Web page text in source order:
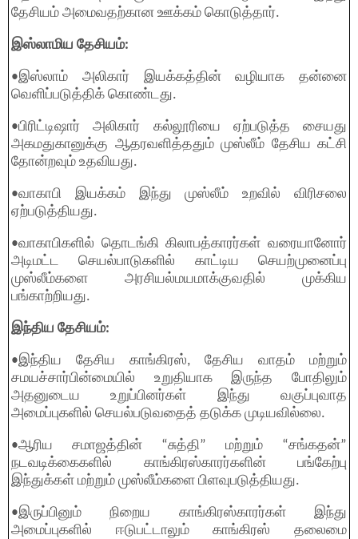
தேசியம் அமைவதற்கான ஊக்கம் கொடுத்தார்.
இஸ்லாமிய தேசியம்:
•இஸ்லாம் அலிகார் இயக்கத்தின் வழியாக தன்னை
வெளிப்படுத்திக் கொண்டது.
•பிரிட்டிஷார் அலிகார் கல்லூரியை ஏற்படுத்த சையது
அகமதுகானுக்கு ஆதரவளித்ததும் முஸ்லீம் தேசிய கட்சி
தோன்றவும் உதவியது.
•வாகாபி இயக்கம் இந்து முஸ்லீம் உறவில் விரிசலை
ஏற்படுத்தியது.
•வாகாபிகளில் தொடங்கி கிலாபத்காரர்கள் வரையானோர்
அடிமட்ட செயல்பாடுகளில் காட்டிய செயற்முனைப்பு
முஸ்லீம்களை அரசியல்மயமாக்குவதில் முக்கிய
பங்காற்றியது.
இந்திய தேசியம்:
•இந்திய தேசிய காங்கிரஸ், தேசிய வாதம் மற்றும்
சமயச்சார்பின்மையில் உறுதியாக இருந்த போதிலும்
அதனுடைய உறுப்பினர்கள் இந்து வகுப்புவாத
அமைப்புகளில் செயல்படுவதைத் தடுக்க முடியவில்லை.
•ஆரிய சமாஜத்தின் “சுத்தி” மற்றும் “சங்கதன்”
நடவடிக்கைகளில் காங்கிரஸ்காரர்களின் பங்கேற்பு
இந்துக்கள் மற்றும் முஸ்லீம்களை பிளவுபடுத்தியது.
•இருப்பினும் நிறைய காங்கிரஸ்காரர்கள் இந்து
அமைப்புகளில் ஈடுபட்டாலும் காங்கிரஸ் தலைமை